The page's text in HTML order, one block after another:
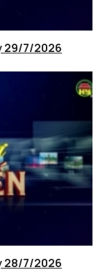
29/7/2026
28/7/2026